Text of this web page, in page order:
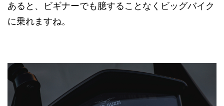
あると、ビギナーでも臆することなくビッグバイク
に乗れますね。